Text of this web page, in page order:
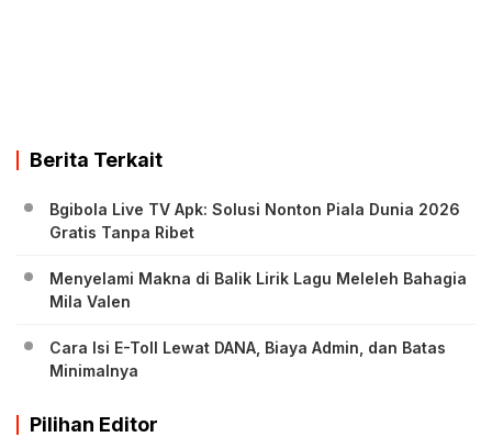
Berita Terkait
Bgibola Live TV Apk: Solusi Nonton Piala Dunia 2026
Gratis Tanpa Ribet
Menyelami Makna di Balik Lirik Lagu Meleleh Bahagia
Mila Valen
Cara Isi E-Toll Lewat DANA, Biaya Admin, dan Batas
Minimalnya
Pilihan Editor